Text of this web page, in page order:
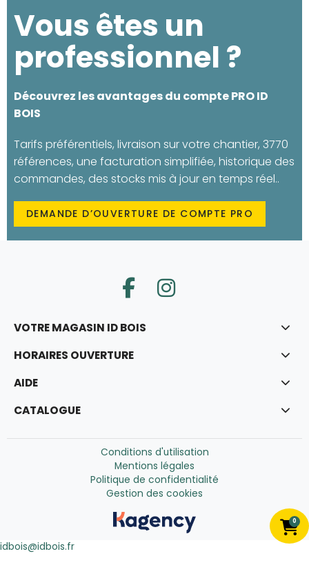
0
Vous êtes un
professionnel ?
Découvrez les avantages du compte PRO ID
BOIS
Tarifs préférentiels, livraison sur votre chantier, 3770
références, une facturation simplifiée, historique des
commandes, des stocks mis à jour en temps réel..
DEMANDE D’OUVERTURE DE COMPTE PRO
VOTRE MAGASIN ID BOIS
HORAIRES OUVERTURE
AIDE
CATALOGUE
Conditions d'utilisation
Mentions légales
Politique de confidentialité
Gestion des cookies
idbois@idbois.fr